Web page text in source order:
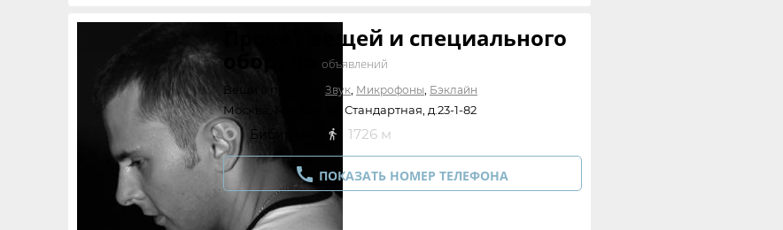
Прокат вещей и специального
оборудо объявлений
Вещи в прокате: Звук Микрофоны Бэклайн
Москва, Москва, ул. Стандартная, д.23-1-82
Бибирево  1726 м
 ПОКАЗАТЬ НОМЕР ТЕЛЕФОНА